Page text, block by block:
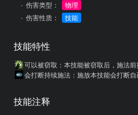
伤害类型：
物理
伤害性质：
技能
技能特性
可以被窃取 ：本技能被窃取后，施法
会打断持续施法 ：施放本技能会打断
技能注释